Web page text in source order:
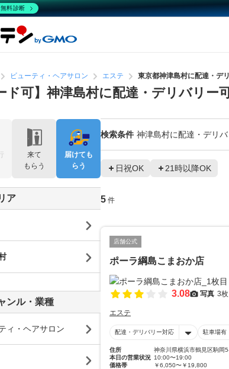
ビューティ・ヘアサロン エステ 東京都神津島村に配達・デ
ド可】神津島村に配達・デリバリ
検索条件 神津島村に配達・デリ
日祝OK 21時以降OK
5 件
店舗公式
ポーラ綱島こまおか店
3.08 写真 3枚
エステ
配達・デリバリー対応 駐車場有
住所
神奈川県横浜市鶴見区駒岡
本日の営業状況 10:00〜19:00
価格帯
￥6,050〜￥19,800
来て
もらう
届けても
らう
ア
ンル・業種
ィ・ヘアサロン
無料診断